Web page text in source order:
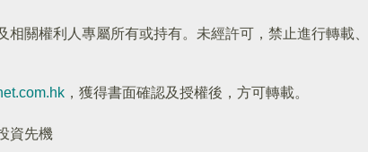
關權利人專屬所有或持有。未經許可，禁止進行轉載、
，獲得書面確認及授權後，方可轉載。
資先機